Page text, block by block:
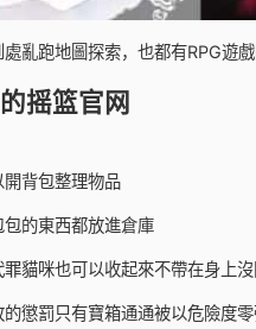
亂跑地圖探索，也都有RPG遊
摇篮官网
開背包整理物品
的東西都放進倉庫
貓咪也可以收起來不帶在身上
懲罰只有寶箱通通被以危險度